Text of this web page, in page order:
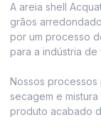
A areia shell
grãos
por um processo
para a indústria de
Nossos processos
secagem e
produto acabado